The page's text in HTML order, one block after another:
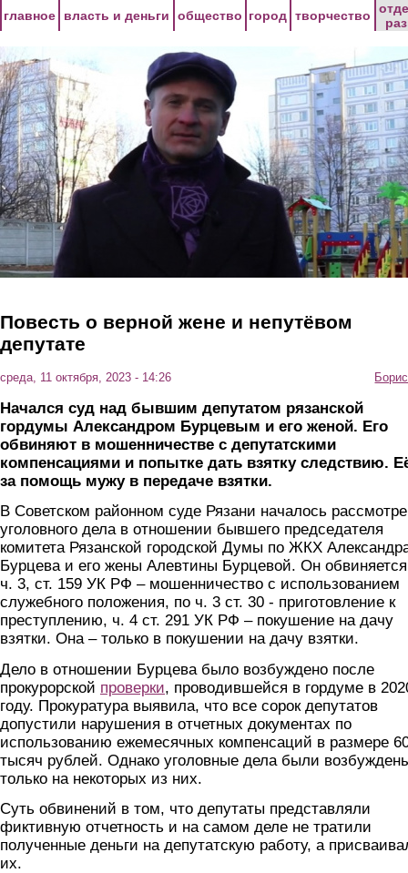
главное власть и деньги общество город творчество
Повесть о верной жене и непутёвом
депутате
среда, 11 октября, 2023 - 14:26
Начался суд над бывшим депутатом рязанской
гордумы Александром Бурцевым и его женой. Его
обвиняют в мошенничестве с депутатскими
компенсациями и попытке дать взятку следствию.
за помощь мужу в передаче взятки.
В Советском районном суде Рязани началось
уголовного дела в отношении бывшего председателя
комитета Рязанской городской Думы по ЖКХ
Бурцева и его жены Алевтины Бурцевой. Он
ч. 3, ст. 159 УК РФ – мошенничество с использованием
служебного положения, по ч. 3 ст. 30 - приготовление к
преступлению, ч. 4 ст. 291 УК РФ – покушение на дачу
взятки. Она – только в покушении на дачу взятки.
Дело в отношении Бурцева было возбуждено после
прокурорской проверки, проводившейся в гордуме в
году. Прокуратура выявила, что все сорок депутатов
допустили нарушения в отчетных документах по
использованию ежемесячных компенсаций в размере
тысяч рублей. Однако уголовные дела были
только на некоторых из них.
Суть обвинений в том, что депутаты представляли
фиктивную отчетность и на самом деле не тратили
полученные деньги на депутатскую работу, а
их.